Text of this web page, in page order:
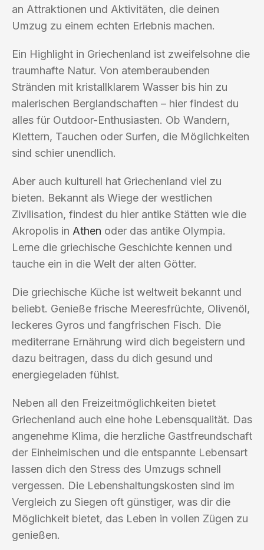
an Attraktionen und Aktivitäten, die deinen
Umzug zu einem echten Erlebnis machen.
Ein Highlight in Griechenland ist zweifelsohne die
traumhafte Natur. Von atemberaubenden
Stränden mit kristallklarem Wasser bis hin zu
malerischen Berglandschaften – hier findest du
alles für Outdoor-Enthusiasten. Ob Wandern,
Klettern, Tauchen oder Surfen, die Möglichkeiten
sind schier unendlich.
Aber auch kulturell hat Griechenland viel zu
bieten. Bekannt als Wiege der westlichen
Zivilisation, findest du hier antike Stätten wie die
Akropolis in Athen oder das antike Olympia.
Lerne die griechische Geschichte kennen und
tauche ein in die Welt der alten Götter.
Die griechische Küche ist weltweit bekannt und
beliebt. Genieße frische Meeresfrüchte, Olivenöl,
leckeres Gyros und fangfrischen Fisch. Die
mediterrane Ernährung wird dich begeistern und
dazu beitragen, dass du dich gesund und
energiegeladen fühlst.
Neben all den Freizeitmöglichkeiten bietet
Griechenland auch eine hohe Lebensqualität. Das
angenehme Klima, die herzliche Gastfreundschaft
der Einheimischen und die entspannte Lebensart
lassen dich den Stress des Umzugs schnell
vergessen. Die Lebenshaltungskosten sind im
Vergleich zu Siegen oft günstiger, was dir die
Möglichkeit bietet, das Leben in vollen Zügen zu
genießen.